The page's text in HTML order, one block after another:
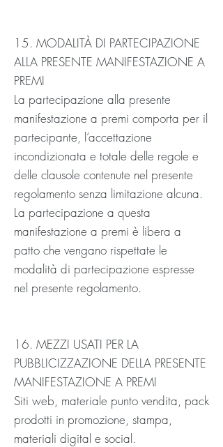
15. MODALITÀ DI PARTECIPAZIONE
ALLA PRESENTE MANIFESTAZIONE A
PREMI
La partecipazione alla presente
manifestazione a premi comporta per il
partecipante, l’accettazione
incondizionata e totale delle regole e
delle clausole contenute nel presente
regolamento senza limitazione alcuna.
La partecipazione a questa
manifestazione a premi è libera a
patto che vengano rispettate le
modalità di partecipazione espresse
nel presente regolamento.
16. MEZZI USATI PER LA
PUBBLICIZZAZIONE DELLA PRESENTE
MANIFESTAZIONE A PREMI
Siti web, materiale punto vendita, pack
prodotti in promozione, stampa,
materiali digital e social.